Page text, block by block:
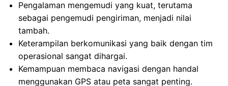
Pengalaman mengemudi yang kuat, terutama
sebagai pengemudi pengiriman, menjadi nilai
tambah.
Keterampilan berkomunikasi yang baik dengan tim
operasional sangat dihargai.
Kemampuan membaca navigasi dengan handal
menggunakan GPS atau peta sangat penting.